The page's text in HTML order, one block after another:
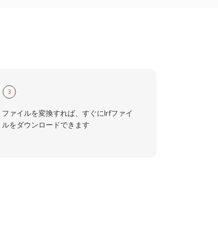
3
ファイルを変換すれば、すぐにlrfファイ
ルをダウンロードできます